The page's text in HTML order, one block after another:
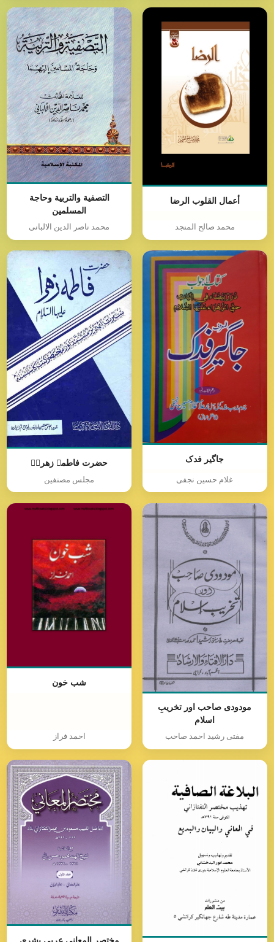
التصفية والتربية وحاجة
المسلمين
محمد ناصر الدین الالبانی
أعمال القلوب الرضا
محمد صالح المنجد
حضرت فاطمہ زھراؑ
مجلس مصنفین
جاگیر فدک
غلام حسین نجفی
شب خون
احمد فراز
مودودی صاحب اور تخریبِ
اسلام
مفتی رشید احمد صاحب
مختصر المعانی عربی بشری